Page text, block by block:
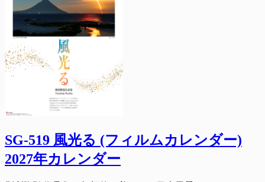
SG-519 風光る (フィルムカレンダー)
2027年カレンダー